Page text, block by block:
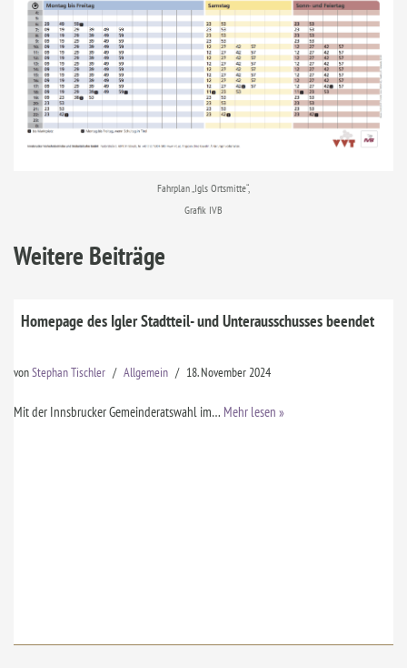
Fahrplan „Igls Ortsmitte“,
Grafik IVB
Weitere Beiträge
Homepage des Igler Stadtteil- und Unterausschusses beendet
vonStephan Tischler Allgemein 18. November 2024
Mit der Innsbrucker Gemeinderatswahl im… Mehr lesen »